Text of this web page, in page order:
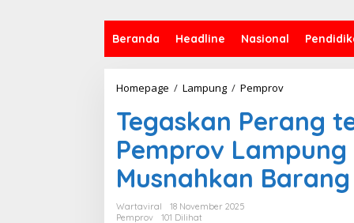
Beranda Headline Nasional
Homepage / Lampung / Pemprov
g
a
s
a
n
Tegaskan Perang
Pemprov
Musnahkan
Wartaviral
18 November 2025
Pemprov
101 Dilihat